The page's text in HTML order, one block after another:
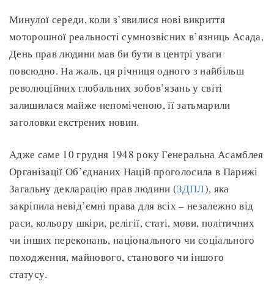
Минулої середи, коли з’явилися нові викриття
моторошної реальності сумнозвісних в’язниць Асада,
День прав людини мав би бути в центрі уваги
повсюдно. На жаль, ця річниця одного з найбільш
революційних глобальних зобов’язань у світі
залишилася майже непоміченою, її затьмарили
заголовки екстрених новин.
Адже саме 10 грудня 1948 року Генеральна Асамблея
Організації Об’єднаних Націй проголосила в Парижі
Загальну декларацію прав людини (ЗДПЛ), яка
закріпила невід’ємні права для всіх – незалежно від
раси, кольору шкіри, релігії, статі, мови, політичних
чи інших переконань, національного чи соціального
походження, майнового, станового чи іншого
статусу.